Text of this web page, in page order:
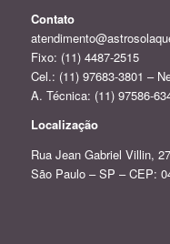
Contato
Fixo: (11) 4487-2515
Cel.: (11) 97683-3801 –
A. Técnica: (11) 97586-
Localização
Rua Jean Gabriel Villin,
São Paulo – SP – CEP: